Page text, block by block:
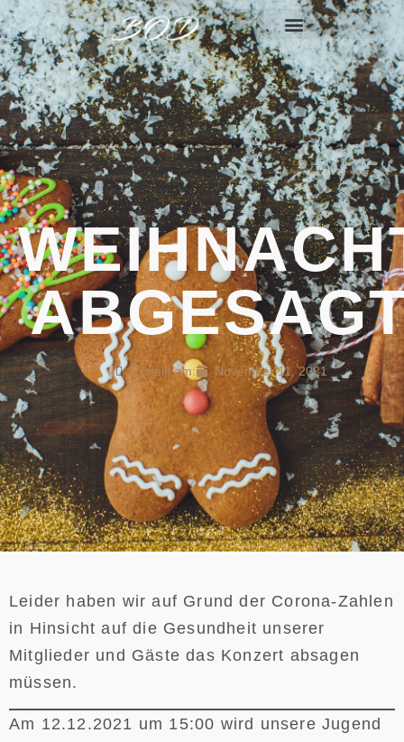
Erstellt am: November 11, 2021
Leider haben wir auf Grund der Corona-Zahlen
in Hinsicht auf die Gesundheit unserer
Mitglieder und Gäste das Konzert absagen
müssen.
Am 12.12.2021 um 15:00 wird unsere Jugend